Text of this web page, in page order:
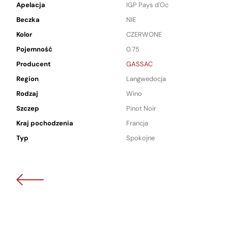
Apelacja
IGP Pays d'Oc
Beczka
NIE
Kolor
CZERWONE
Pojemność
0.75
Producent
GASSAC
Region
Langwedocja
Rodzaj
Wino
Szczep
Pinot Noir
Kraj pochodzenia
Francja
Typ
Spokojne